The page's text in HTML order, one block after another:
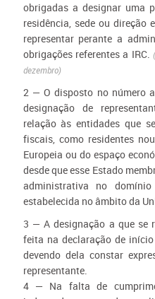
obrigadas a designar uma
residência, sede ou direção
representar perante a
obrigações referentes a IRC.​
dezembro)
2 — O disposto no número
designação de
relação às entidades que
fiscais, como residentes
Europeia ou do espaço
desde que esse Estado
administrativa no
estabelecida no âmbito da
3 — A designação a que se
feita na declaração de
devendo dela constar
representante.
4 — Na falta de